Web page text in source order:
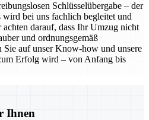
Schlüsselübergabe – der
bei uns fachlich begleitet und
darauf, dass Ihr Umzug nicht
und ordnungsgemäß
Sie auf unser Know-how und unsere
Erfolg wird – von Anfang bis
Ihnen